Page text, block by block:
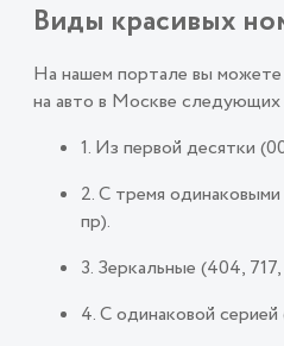
Виды красивых
На нашем портале вы
на авто в Москве следующих
1. Из первой десятки
2. С тремя
пр).
3. Зеркальные (404,
4. С одинаковой